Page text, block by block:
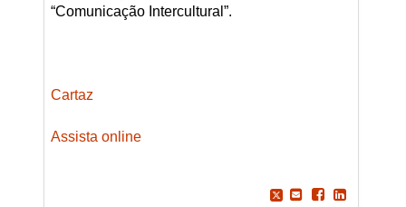
“Comunicação Intercultural”.
Cartaz
Assista online